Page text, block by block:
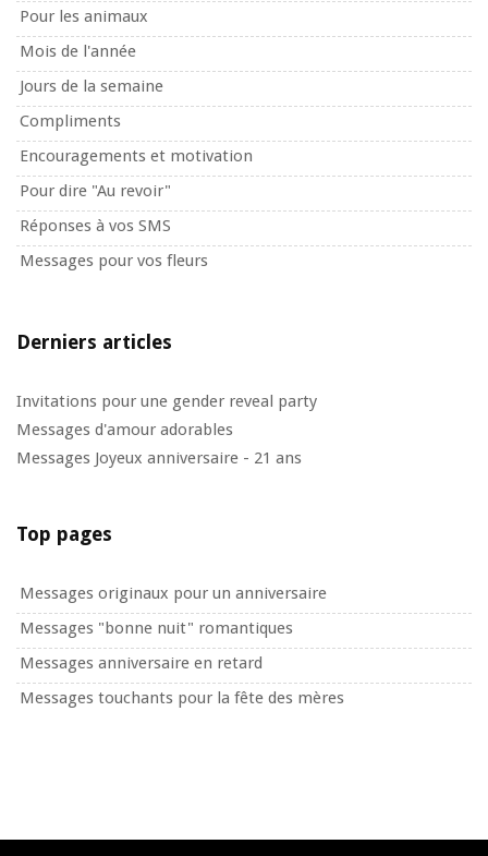
Pour les animaux
Mois de l'année
Jours de la semaine
Compliments
Encouragements et motivation
Pour dire "Au revoir"
Réponses à vos SMS
Messages pour vos fleurs
Derniers articles
Invitations pour une gender reveal party
Messages d'amour adorables
Messages Joyeux anniversaire - 21 ans
Top pages
Messages originaux pour un anniversaire
Messages "bonne nuit" romantiques
Messages anniversaire en retard
Messages touchants pour la fête des mères